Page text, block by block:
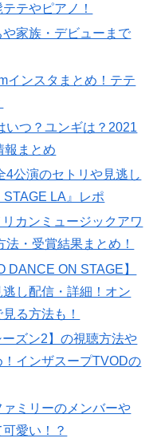
テやピアノ！
や家族・デビューまで
インスタまとめ！テテ
いつ？ユンギは？2021
報まとめ
4公演のセトリや見逃し
LA』レポ
カンミュージックアワ
・受賞結果まとめ！
DANCE ON STAGE】
し配信・詳細！オン
る方法も！
ーズン2】の視聴方法や
インザスープTVODの
ミリーのメンバーや
愛い！？